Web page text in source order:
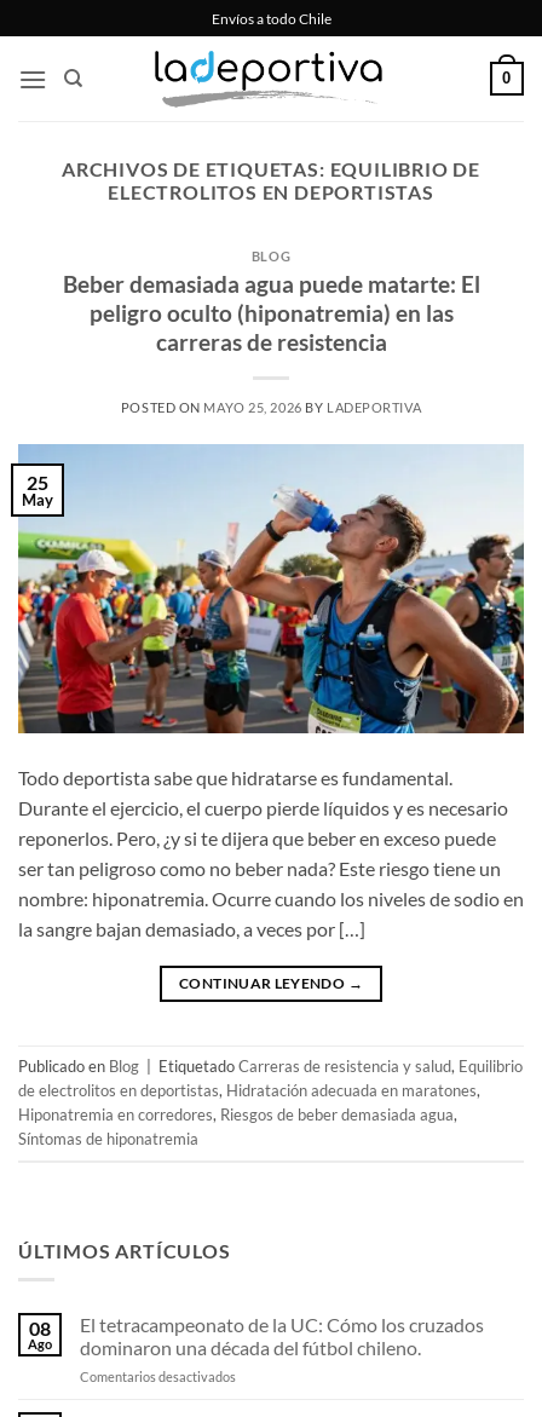
al
contenido
Envíos a todo Chile
0
ARCHIVOS DE ETIQUETAS: EQUILIBRIO DE
ELECTROLITOS EN DEPORTISTAS
BLOG
Beber demasiada agua puede matarte: El
peligro oculto (hiponatremia) en las
carreras de resistencia
POSTED ON MAYO 25, 2026 BY LADEPORTIVA
25
May
Todo deportista sabe que hidratarse es fundamental.
Durante el ejercicio, el cuerpo pierde líquidos y es necesario
reponerlos. Pero, ¿y si te dijera que beber en exceso puede
ser tan peligroso como no beber nada? Este riesgo tiene un
nombre: hiponatremia. Ocurre cuando los niveles de sodio en
la sangre bajan demasiado, a veces por […]
CONTINUAR LEYENDO →
Publicado en Blog EtiquetadoCarreras de resistencia y salud, Equilibrio
de electrolitos en deportistas, Hidratación adecuada en maratones,
Hiponatremia en corredores, Riesgos de beber demasiada agua,
Síntomas de hiponatremia
ÚLTIMOS ARTÍCULOS
08
Ago
El tetracampeonato de la UC: Cómo los cruzados
dominaron una década del fútbol chileno.
Comentarios desactivados